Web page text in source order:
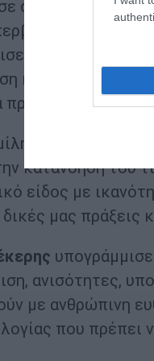
στις
ότι «κάθε
και να λύσει ένα
προγράμματα
για την
κατανόηση του
είδος με
μας πράξεις
ανισότητες,
με ανθρώπινη
που πρέπει